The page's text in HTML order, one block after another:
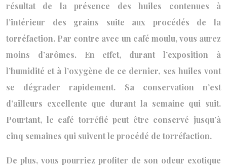
résultat de la présence des huiles contenues à
l’intérieur des grains suite aux procédés de la
torréfaction. Par contre avec un café moulu, vous aurez
moins d’arômes. En effet, durant l’exposition à
l’humidité et à l’oxygène de ce dernier, ses huiles vont
se dégrader rapidement. Sa conservation n’est
d’ailleurs excellente que durant la semaine qui suit.
Pourtant, le café torréfié peut être conservé jusqu’à
cinq semaines qui suivent le procédé de torréfaction.
De plus, vous pourriez profiter de son odeur exotique